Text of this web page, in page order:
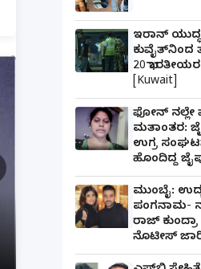
ಪತ್ನಿಗೆ ಕೈಕೊಟ್ಟ ಭೂಪ
ಇರಾನ್
ಕುವೈತ್‌ನಿಂದ
20
[Kuwait]
ಫೋನ್ ನಲ್ಲೇ
ಮತಾಂತರ:
ಉಗ್ರ
ಹೊಂದಿದ್ದ
ಮುಂಬೈ:
ಪಂಗನಾಮ-
ರಾಜ್
ನೊಟೀಸ್